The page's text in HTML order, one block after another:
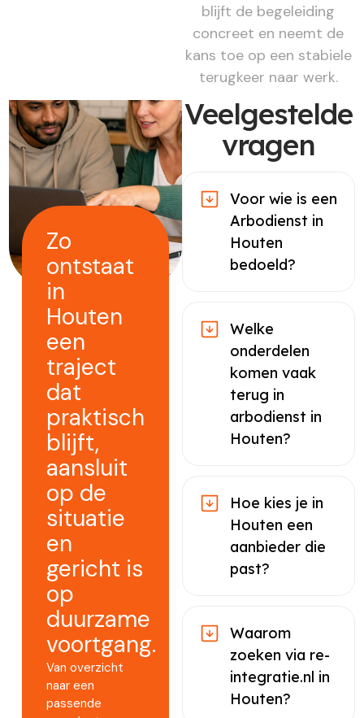
blijft de begeleiding
concreet en neemt de
kans toe op een stabiele
terugkeer naar werk.
Zo
ontstaat
in
Houten
een
traject
dat
praktisch
blijft,
aansluit
op de
situatie
en
gericht is
op
duurzame
voortgang.
Van overzicht
naar een
passende
Veelgestelde
vragen
Voor wie is een
Arbodienst in
Houten
bedoeld?
Welke
onderdelen
komen vaak
terug in
arbodienst in
Houten?
Hoe kies je in
Houten een
aanbieder die
past?
Waarom
zoeken via re-
integratie.nl in
Houten?